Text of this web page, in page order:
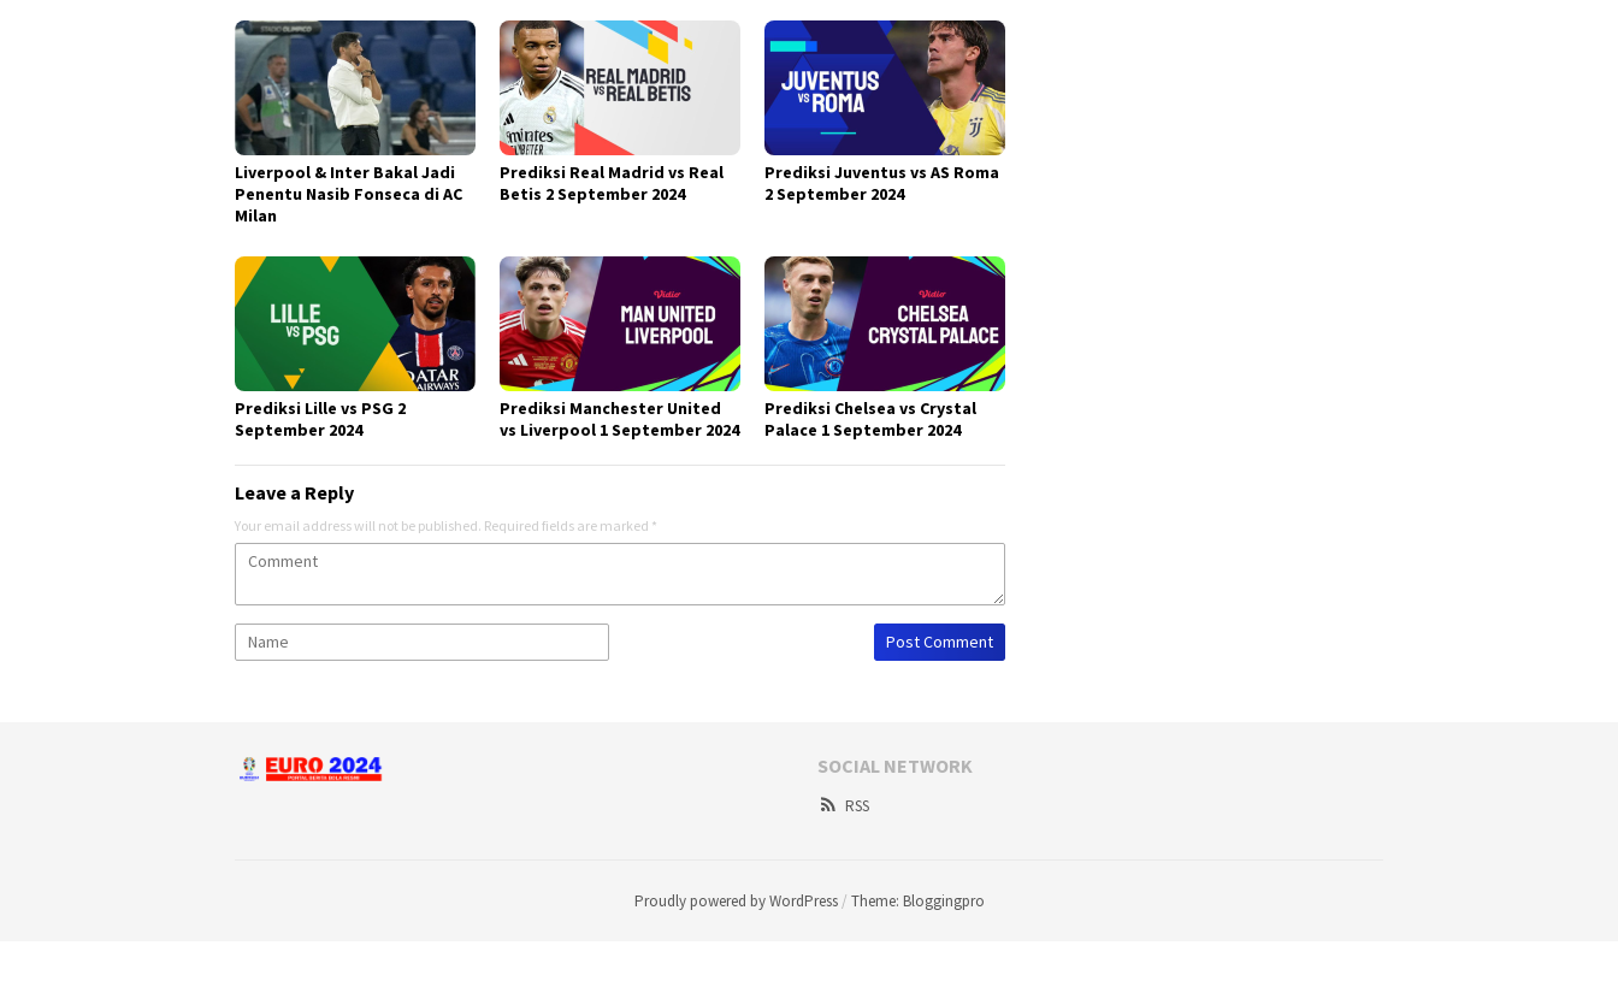
Liverpool & Inter Bakal Jadi
Penentu Nasib Fonseca di AC
Milan
Prediksi Real Madrid vs Real
Betis 2 September 2024
Prediksi Juventus vs AS Roma
2 September 2024
Prediksi Lille vs PSG 2
September 2024
Prediksi Manchester United
vs Liverpool 1 September 2024
Prediksi Chelsea vs Crystal
Palace 1 September 2024
Leave a Reply
Your email address will not be published. Required fields are marked *
SOCIAL NETWORK
RSS
Proudly powered by WordPress / Theme: Bloggingpro